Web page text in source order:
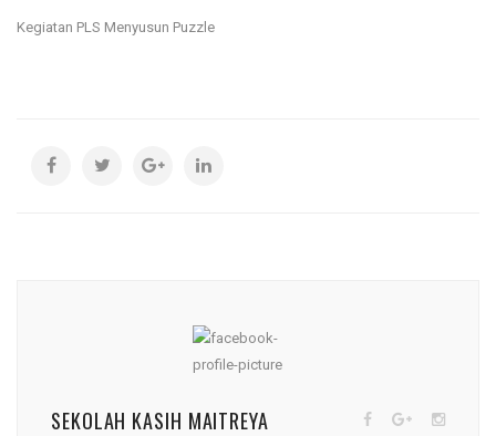
Kegiatan PLS Menyusun Puzzle
SEKOLAH KASIH MAITREYA